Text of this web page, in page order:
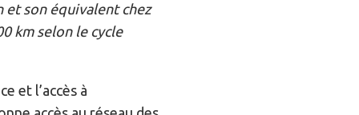
et son équivalent chez
km selon le cycle
et l’accès à